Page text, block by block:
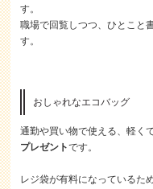
す。
職場で回覧しつつ、ひとこと
す。
おしゃれなエコバッグ
通勤や買い物で使える、軽く
プレゼントです。
レジ袋が有料になっているた